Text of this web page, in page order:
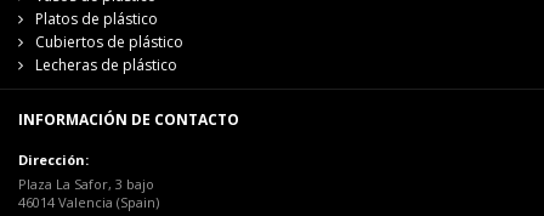
Platos de plástico
Cubiertos de plástico
Lecheras de plástico
INFORMACIÓN DE CONTACTO
Dirección:
Plaza La Safor, 3 bajo
46014 Valencia (Spain)